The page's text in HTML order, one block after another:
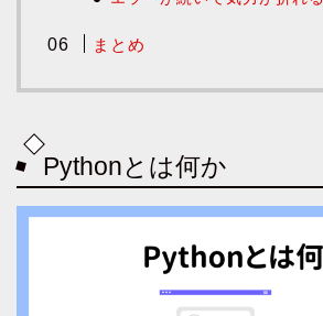
まとめ
Pythonとは何か